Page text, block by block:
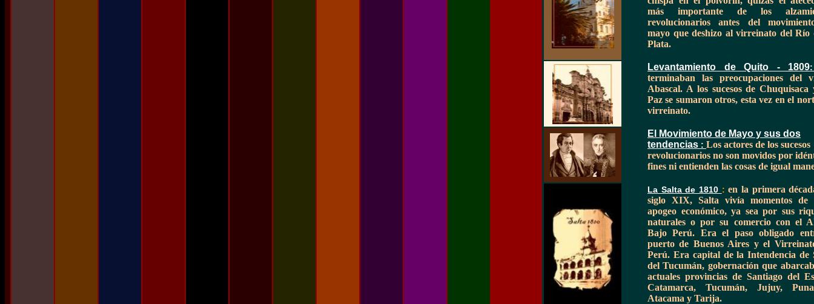
más importante de los
revolucionarios antes del
mayo que deshizo al virreinato del Río
Plata.
Levantamiento de Quito - 1809
terminaban las preocupaciones del
Abascal. A los sucesos de
Paz se sumaron otros, esta vez en el
virreinato.
El Movimiento de Mayo y sus dos
tendencias : Los actores de los sucesos
revolucionarios no son movidos por
fines ni entienden las cosas de igual
La Salta de 1810 : en la primera
siglo XIX, Salta vivía momentos de
apogeo económico, ya sea por sus
naturales o por su comercio con el
Bajo Perú. Era el paso obligado
puerto de Buenos Aires y el
Perú. Era capital de la Intendencia de
del Tucumán, gobernación que
actuales provincias de Santiago del
Catamarca, Tucumán, Jujuy,
Atacama y Tarija.